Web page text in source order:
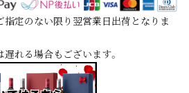
指定のない限り翌営業日出荷となりま
れる場合もございます。